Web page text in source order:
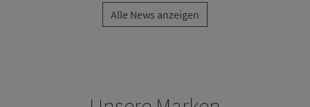
Alle News anzeigen